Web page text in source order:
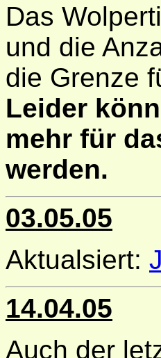
Das
und die
die Grenze
Leider
mehr für
werden.
03.05.05
Aktualsiert:
14.04.05
Auch der